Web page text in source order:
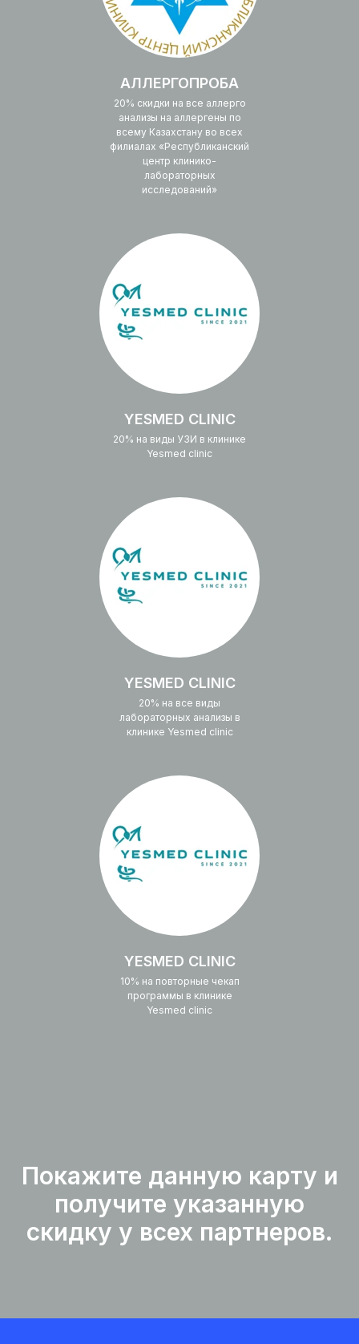
АЛЛЕРГОПРОБА
20% скидки на все аллерго
анализы на аллергены по
всему Казахстану во всех
филиалах «Республиканский
центр клинико-
лабораторных
исследований»
YESMED CLINIC
20% на виды УЗИ в клинике
Yesmed clinic
YESMED CLINIC
20% на все виды
лабораторных анализы в
клинике Yesmed clinic
YESMED CLINIC
10% на повторные чекап
программы в клинике
Yesmed clinic
Покажите данную карту и
получите указанную
скидку у всех партнеров.